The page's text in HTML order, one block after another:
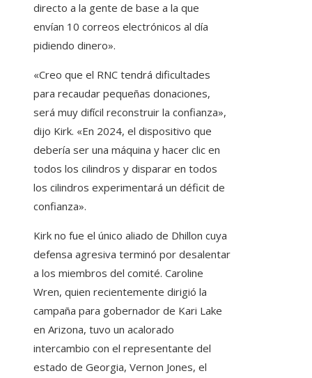
directo a la gente de base a la que
envían 10 correos electrónicos al día
pidiendo dinero».
«Creo que el RNC tendrá dificultades
para recaudar pequeñas donaciones,
será muy difícil reconstruir la confianza»,
dijo Kirk. «En 2024, el dispositivo que
debería ser una máquina y hacer clic en
todos los cilindros y disparar en todos
los cilindros experimentará un déficit de
confianza».
Kirk no fue el único aliado de Dhillon cuya
defensa agresiva terminó por desalentar
a los miembros del comité. Caroline
Wren, quien recientemente dirigió la
campaña para gobernador de Kari Lake
en Arizona, tuvo un acalorado
intercambio con el representante del
estado de Georgia, Vernon Jones, el